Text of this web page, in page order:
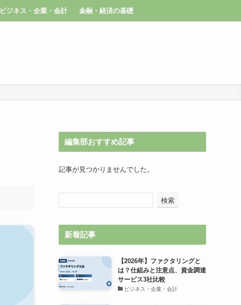
ビジネス・企業・会計 金融・経済の基礎
編集部おすすめ記事
記事が見つかりませんでした。
検索
新着記事
【2026年】ファクタリングと
は？仕組みと注意点、資金調達
サービス3社比較
ビジネス・企業・会計